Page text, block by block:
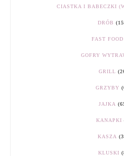
CIASTKA I BABECZKI
DRÓB
FAST FOOD
GOFRY
GRILL
GRZYBY
JAJKA
KANAPKI
KASZA
KLUSKI